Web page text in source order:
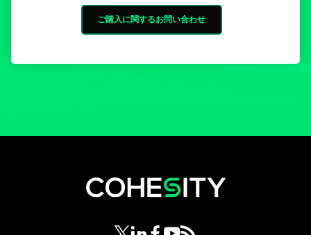
ご購入に関するお問い合わせ
新しいタブで開く
新しいタブで開く
新しいタブで開く
新しいタブで開く
新しいタブで開く